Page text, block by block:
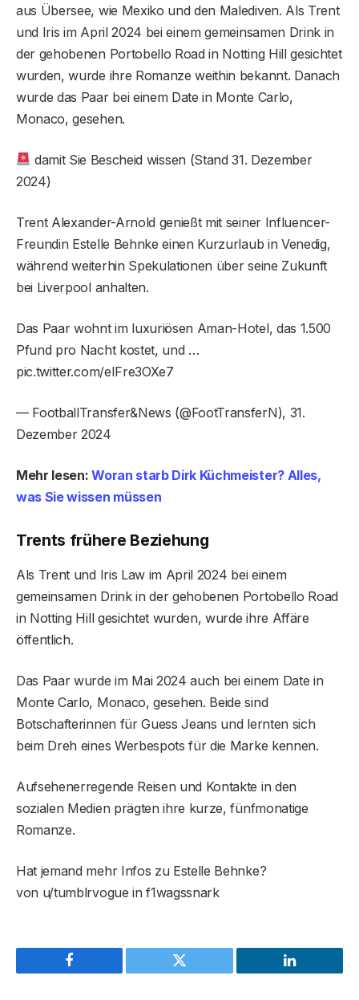
aus Übersee, wie Mexiko und den Malediven. Als Trent
und Iris im April 2024 bei einem gemeinsamen Drink in
der gehobenen Portobello Road in Notting Hill gesichtet
wurden, wurde ihre Romanze weithin bekannt. Danach
wurde das Paar bei einem Date in Monte Carlo,
Monaco, gesehen.
damit Sie Bescheid wissen (Stand 31. Dezember
2024)
Trent Alexander-Arnold genießt mit seiner Influencer-
Freundin Estelle Behnke einen Kurzurlaub in Venedig,
während weiterhin Spekulationen über seine Zukunft
bei Liverpool anhalten.
Das Paar wohnt im luxuriösen Aman-Hotel, das 1.500
Pfund pro Nacht kostet, und …
pic.twitter.com/eIFre3OXe7
— FootballTransfer&News (@FootTransferN), 31.
Dezember 2024
Mehr lesen:Woran starb Dirk Küchmeister? Alles,
was Sie wissen müssen
Trents frühere Beziehung
Als Trent und Iris Law im April 2024 bei einem
gemeinsamen Drink in der gehobenen Portobello Road
in Notting Hill gesichtet wurden, wurde ihre Affäre
öffentlich.
Das Paar wurde im Mai 2024 auch bei einem Date in
Monte Carlo, Monaco, gesehen. Beide sind
Botschafterinnen für Guess Jeans und lernten sich
beim Dreh eines Werbespots für die Marke kennen.
Aufsehenerregende Reisen und Kontakte in den
sozialen Medien prägten ihre kurze, fünfmonatige
Romanze.
Hat jemand mehr Infos zu Estelle Behnke?
von u/tumblrvogue in f1wagssnark
Facebook Twitter LinkedIn